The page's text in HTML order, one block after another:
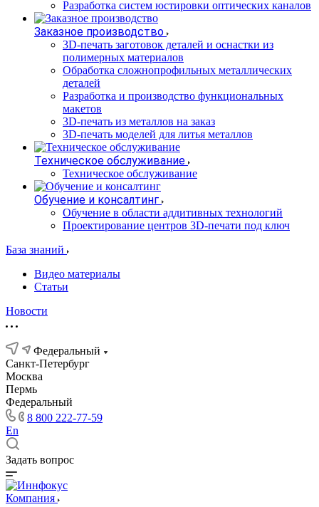
Разработка систем юстировки оптических каналов
Заказное производство
3D-печать заготовок деталей и оснастки из
полимерных материалов
Обработка сложнопрофильных металлических
деталей
Разработка и производство функциональных
макетов
3D-печать из металлов на заказ
3D-печать моделей для литья металлов
Техническое обслуживание
Техническое обслуживание
Обучение и консалтинг
Обучение в области аддитивных технологий
Проектирование центров 3D-печати под ключ
База знаний
Видео материалы
Статьи
Новости
Федеральный
Санкт-Петербург
Москва
Пермь
Федеральный
8 800 222-77-59
En
Задать вопрос
Компания